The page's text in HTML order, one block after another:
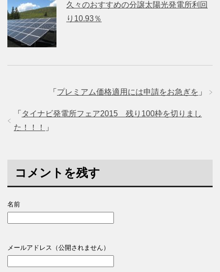
久々のおすすめの分譲太陽光発電所利回
り10.93％
「 プレミアム価格適用には申請をお急ぎを 」
「 タイナビ発電所フェア2015 残り100枠を切りまし
た！！！
」
コメントを残す
名前
メールアドレス（公開されません）